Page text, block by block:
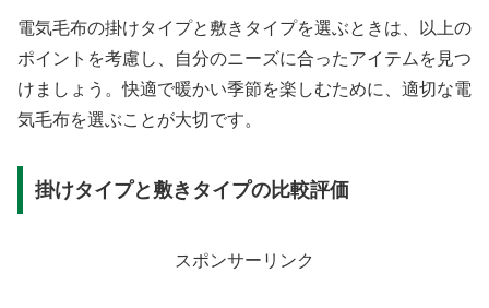
電気毛布の掛けタイプと敷きタイプを選ぶときは、以上の
ポイントを考慮し、自分のニーズに合ったアイテムを見つ
けましょう。快適で暖かい季節を楽しむために、適切な電
気毛布を選ぶことが大切です。
掛けタイプと敷きタイプの比較評価
スポンサーリンク